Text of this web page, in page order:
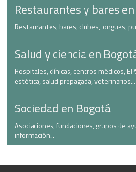
Restaurantes y bares
Restaurantes, bares, clubes, longues,
Salud y ciencia en
Hospitales, clínicas, centros médicos,
estética, salud prepagada, veterinarios...
Sociedad en Bogotá
Asociaciones, fundaciones, grupos de
información...